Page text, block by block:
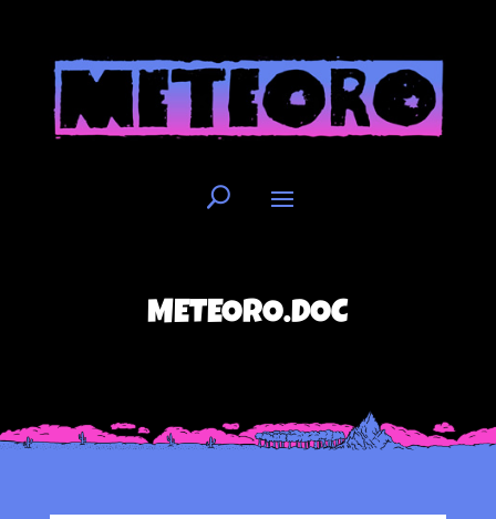
METEORO.DOC